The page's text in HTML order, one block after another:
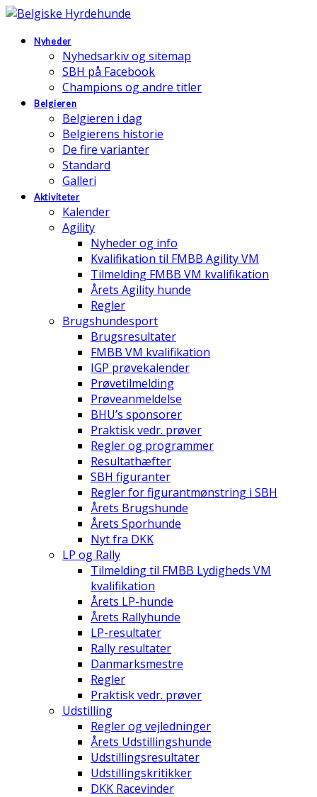
Nyheder
Nyhedsarkiv og sitemap
SBH på Facebook
Champions og andre titler
Belgieren
Belgieren i dag
Belgierens historie
De fire varianter
Standard
Galleri
Aktiviteter
Kalender
Agility
Nyheder og info
Kvalifikation til FMBB Agility VM
Tilmelding FMBB VM kvalifikation
Årets Agility hunde
Regler
Brugshundesport
Brugsresultater
FMBB VM kvalifikation
IGP prøvekalender
Prøvetilmelding
Prøveanmeldelse
BHU’s sponsorer
Praktisk vedr. prøver
Regler og programmer
Resultathæfter
SBH figuranter
Regler for figurantmønstring i SBH
Årets Brugshunde
Årets Sporhunde
Nyt fra DKK
LP og Rally
Tilmelding til FMBB Lydigheds VM
kvalifikation
Årets LP-hunde
Årets Rallyhunde
LP-resultater
Rally resultater
Danmarksmestre
Regler
Praktisk vedr. prøver
Udstilling
Regler og vejledninger
Årets Udstillingshunde
Udstillingsresultater
Udstillingskritikker
DKK Racevinder